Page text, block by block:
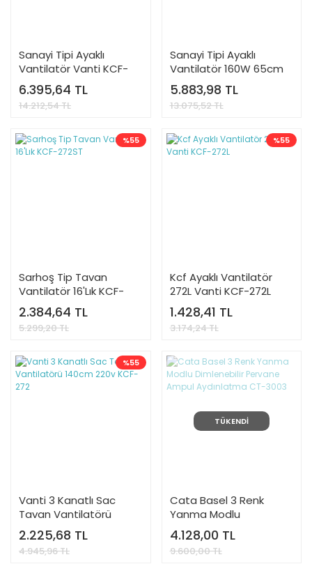
Sanayi Tipi Ayaklı
Vantilatör Vanti KCF-
292
6.395,64 TL
14.212,54 TL
Sanayi Tipi Ayaklı
Vantilatör 160W 65cm
Vanti KCF-291 AYAKLI
5.883,98 TL
13.075,52 TL
%55
Sarhoş Tip Tavan
Vantilatör 16'Lık KCF-
272ST
2.384,64 TL
5.299,20 TL
%55
Kcf Ayaklı Vantilatör
272L Vanti KCF-272L
1.428,41 TL
3.174,24 TL
%55
Vanti 3 Kanatlı Sac
Tavan Vantilatörü
140cm 220v KCF-272
2.225,68 TL
4.945,96 TL
TÜKENDİ
Cata Basel 3 Renk
Yanma Modlu
Dimlenebilir Pervane
Ampul Aydınlatma CT-
3003
4.128,00 TL
9.600,00 TL